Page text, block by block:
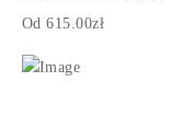
Od 615.00zł